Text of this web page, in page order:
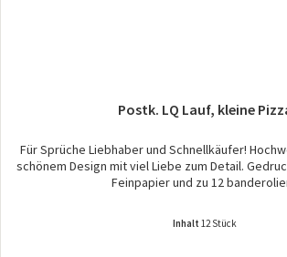
Postk. LQ Lauf, kleine
Für Sprüche Liebhaber und Schnellkäufer!
schönem Design mit viel Liebe zum Detail.
Feinpapier und zu 12
Inhalt 12 Stück